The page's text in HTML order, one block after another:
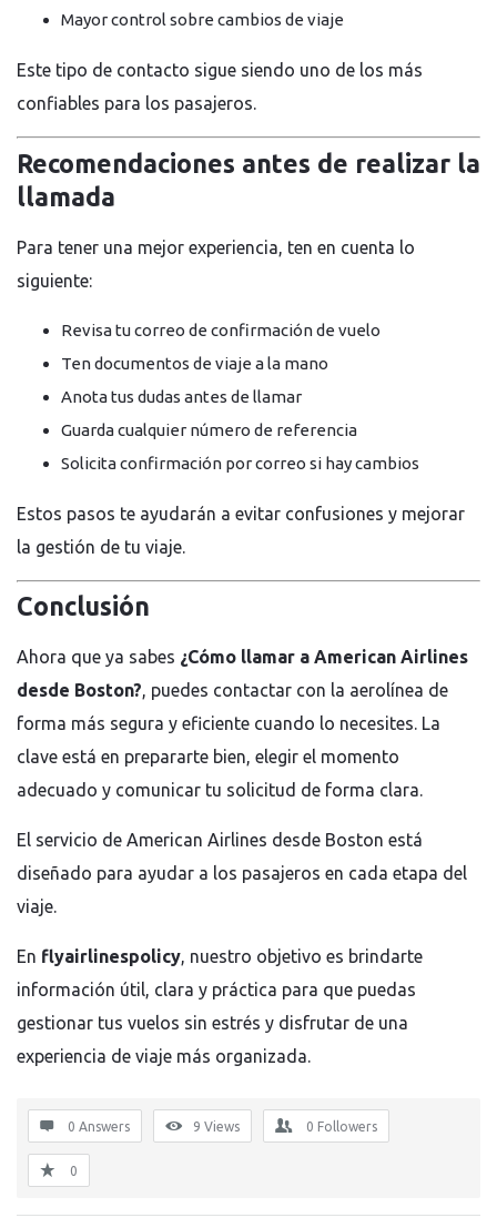
Mayor control sobre cambios de viaje
Este tipo de contacto sigue siendo uno de los más
confiables para los pasajeros.
Recomendaciones antes de realizar la
llamada
Para tener una mejor experiencia, ten en cuenta lo
siguiente:
Revisa tu correo de confirmación de vuelo
Ten documentos de viaje a la mano
Anota tus dudas antes de llamar
Guarda cualquier número de referencia
Solicita confirmación por correo si hay cambios
Estos pasos te ayudarán a evitar confusiones y mejorar
la gestión de tu viaje.
Conclusión
Ahora que ya sabes ¿Cómo llamar a American Airlines
desde Boston?, puedes contactar con la aerolínea de
forma más segura y eficiente cuando lo necesites. La
clave está en prepararte bien, elegir el momento
adecuado y comunicar tu solicitud de forma clara.
El servicio de American Airlines desde Boston está
diseñado para ayudar a los pasajeros en cada etapa del
viaje.
En flyairlinespolicy, nuestro objetivo es brindarte
información útil, clara y práctica para que puedas
gestionar tus vuelos sin estrés y disfrutar de una
experiencia de viaje más organizada.
0 Answers 9 Views 0 Followers
0